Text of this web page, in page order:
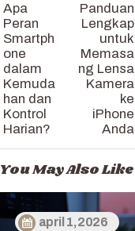
Apa
Peran
Smartph
one
dalam
Kemuda
han dan
Kontrol
Harian?
Panduan
Lengkap
untuk
Memasa
ng Lensa
Kamera
ke
iPhone
Anda
You May Also Like
april 1, 2026